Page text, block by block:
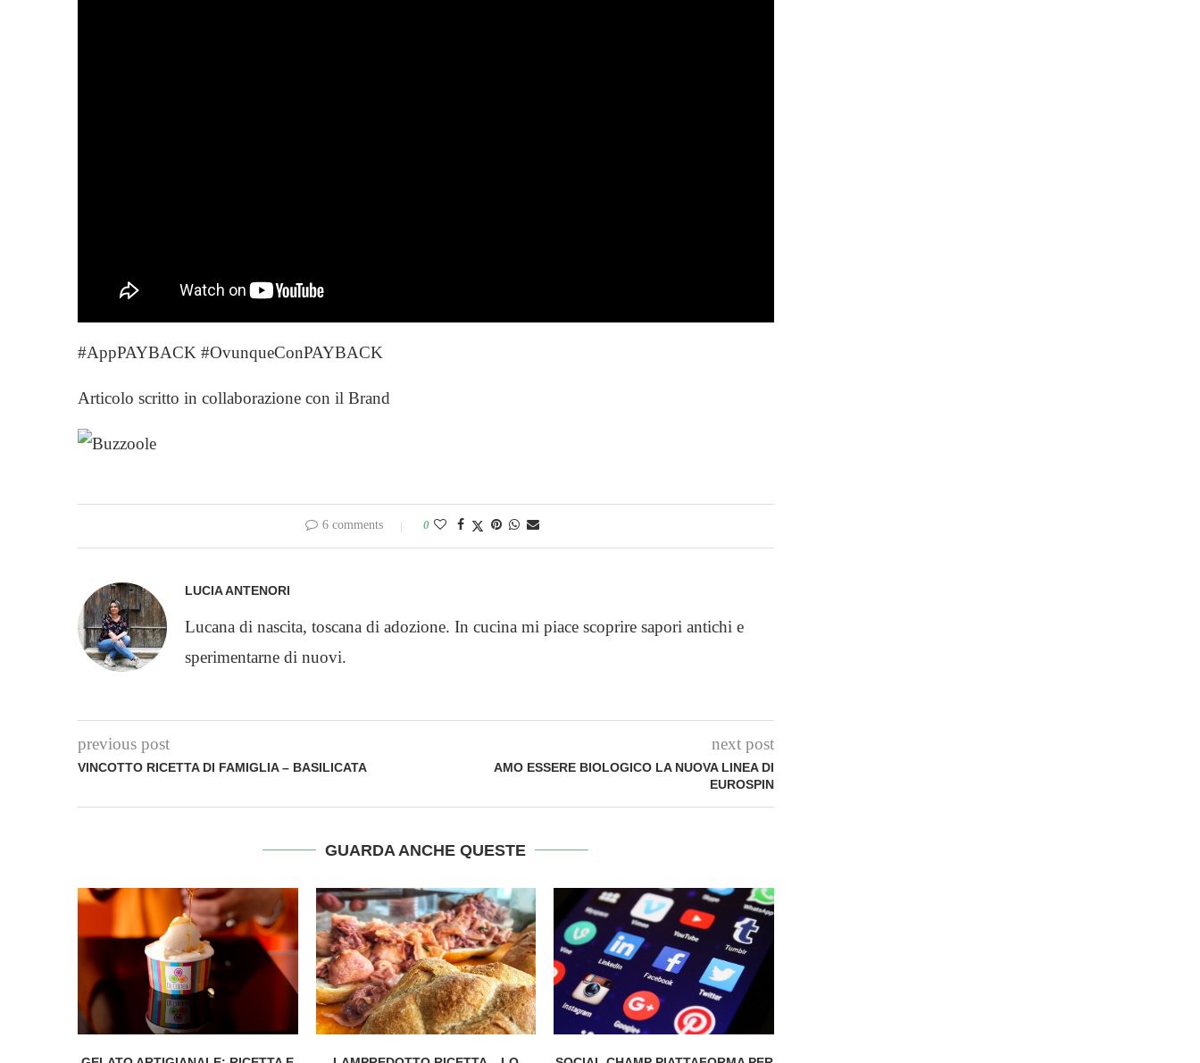
#AppPAYBACK #OvunqueConPAYBACK
Articolo scritto in collaborazione con il Brand
6 comments 0
LUCIA ANTENORI
Lucana di nascita, toscana di adozione. In cucina mi piace scoprire sapori antichi e
sperimentarne di nuovi.
previous post
VINCOTTO RICETTA DI FAMIGLIA – BASILICATA
next post
AMO ESSERE BIOLOGICO LA NUOVA LINEA DI
EUROSPIN
GUARDA ANCHE QUESTE